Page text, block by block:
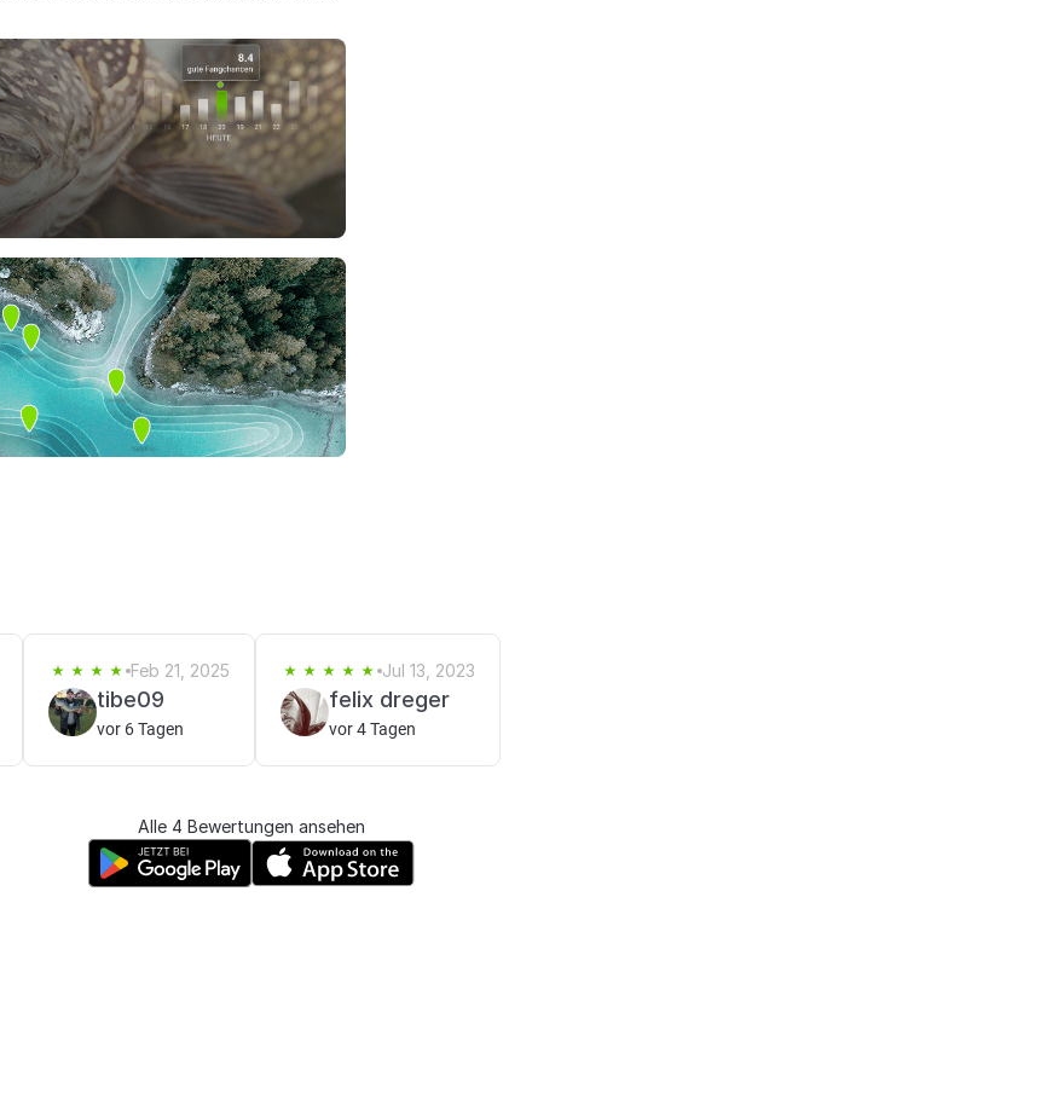
Feb 21, 2025
tibe09
vor 6 Tagen
Jul 13, 2023
felix dreger
vor 4 Tagen
Alle 4 Bewertungen ansehen